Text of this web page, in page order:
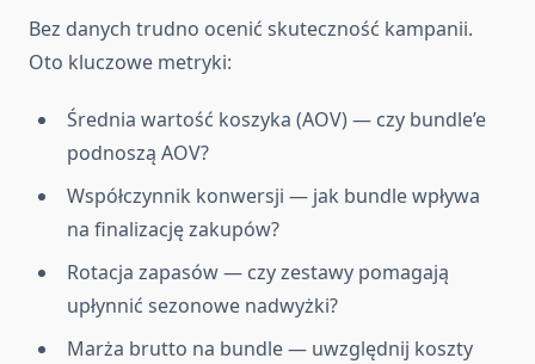
Bez danych trudno ocenić skuteczność kampanii.
Oto kluczowe metryki:
Średnia wartość koszyka (AOV) — czy bundle’e
podnoszą AOV?
Współczynnik konwersji — jak bundle wpływa
na finalizację zakupów?
Rotacja zapasów — czy zestawy pomagają
upłynnić sezonowe nadwyżki?
Marża brutto na bundle — uwzględnij koszty